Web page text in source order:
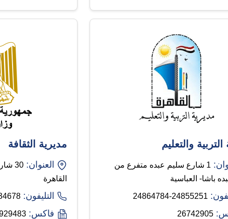
والتعليم
1 شارع سليم عبده متفرع من
باشا- العباسية
24855251-24864784
26742905
مديرية الثقافة
العنوان:
30
القاهرة
التليفون:
فاكس: